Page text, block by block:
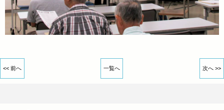
<< 前へ 一覧へ 次へ >>